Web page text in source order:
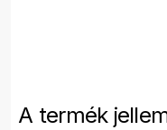
A termék